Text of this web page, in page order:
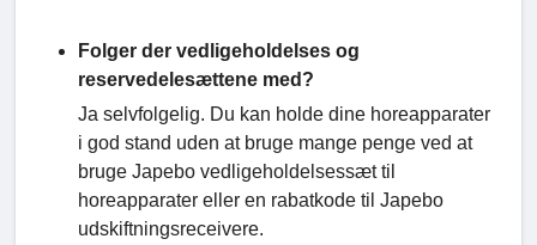
Folger der vedligeholdelses og
reservedelesættene med?
Ja selvfolgelig. Du kan holde dine horeapparater
i god stand uden at bruge mange penge ved at
bruge Japebo vedligeholdelsessæt til
horeapparater eller en rabatkode til Japebo
udskiftningsreceivere.